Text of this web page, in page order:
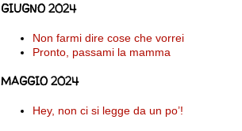
GIUGNO 2024
Non farmi dire cose che vorrei
Pronto, passami la mamma
MAGGIO 2024
Hey, non ci si legge da un po’!